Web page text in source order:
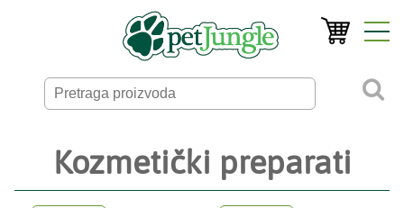
Kozmetički preparati